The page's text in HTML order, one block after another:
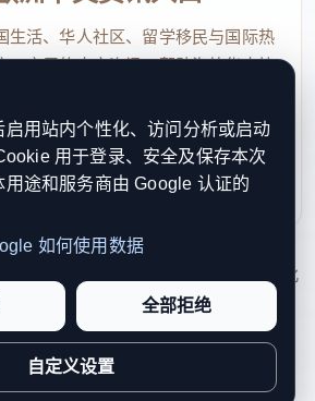
生活、华人社区、留学移民与国际热
、实用的中文资讯，帮助海外华人快
作：工作日优先处理站务、投稿与权
. All Rights Reserved. 本网站持续优化
用户权利说明，以提升品牌信任感和
规范日期归档隐私政策
用站内个性化、访问分析或启动
用于登录、安全及保存本次
途和服务商由 Google 认证的
如何使用数据
全部拒绝
自定义设置